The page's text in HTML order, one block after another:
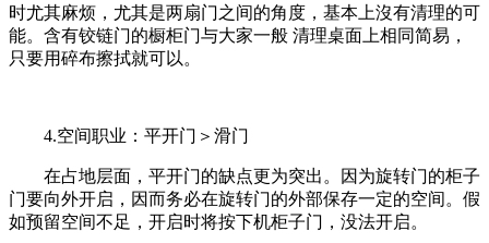
时尤其麻烦，尤其是两扇门之间的角度，基本上沒有清理的可
能。含有铰链门的橱柜门与大家一般 清理桌面上相同简易，
只要用碎布擦拭就可以。
4.空间职业：平开门＞滑门
在占地层面，平开门的缺点更为突出。因为旋转门的柜子
门要向外开启，因而务必在旋转门的外部保存一定的空间。假
如预留空间不足，开启时将按下机柜子门，没法开启。